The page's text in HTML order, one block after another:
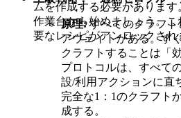
ムを作成する必要がありま
作業台から始めましょう。
要なレシピがアンロックされ
原理:すべてのクラフト
アウェイトがある。す
クラフトすることは「
プロトコルは、すべて
設/利用アクションに直
完全な1：1のクラフト
成する。